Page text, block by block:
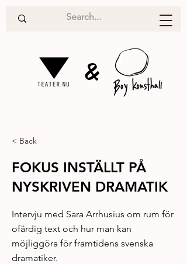
&
< Back
FOKUS INSTÄLLT PÅ
NYSKRIVEN DRAMATIK
Intervju med Sara Arrhusius om rum för
ofärdig text och hur man kan
möjliggöra för framtidens svenska
dramatiker.